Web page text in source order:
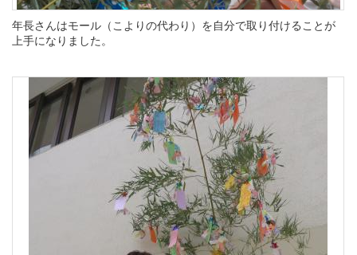
年長さんはモール（こよりの代わり）を自分で取り付けることが
上手になりました。